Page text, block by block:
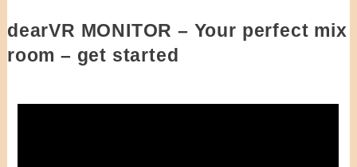
dearVR MONITOR – Your perfect mix
room – get started